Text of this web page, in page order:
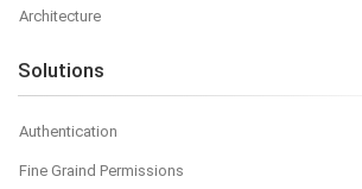
Architecture
Solutions
Authentication
Fine Graind Permissions